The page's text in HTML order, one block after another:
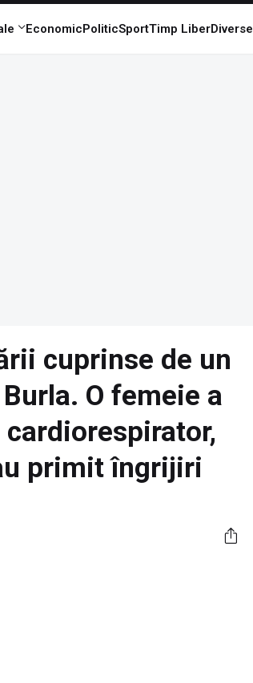
EconomicPoliticSportTimp LiberDiverse
cuprinse de un
O femeie a
primit îngrijiri